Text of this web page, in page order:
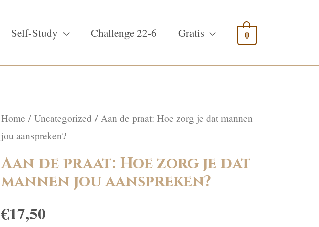
Self-Study Challenge 22-6 Gratis 0
Home / Uncategorized / Aan de praat: Hoe zorg je dat mannen
jou aanspreken?
Aan de praat: Hoe zorg je dat
mannen jou aanspreken?
€17,50